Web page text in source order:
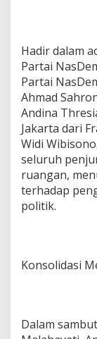
Hadir dalam
Partai
Partai
Ahmad
Andina
Jakarta dari
Widi
seluruh
ruangan,
terhadap
politik.
Konsolidasi
Dalam